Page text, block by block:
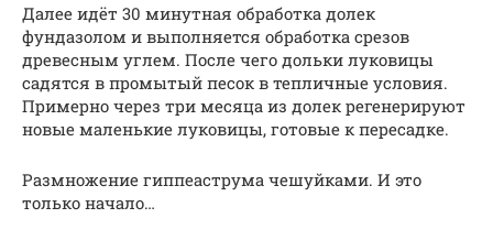
Далее идёт 30 минутная обработка долек
фундазолом и выполняется обработка срезов
древесным углем. После чего дольки луковицы
садятся в промытый песок в тепличные условия.
Примерно через три месяца из долек регенерируют
новые маленькие луковицы, готовые к пересадке.
Размножение гиппеаструма чешуйками. И это
только начало…